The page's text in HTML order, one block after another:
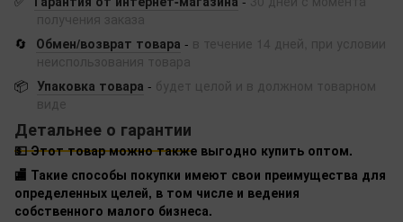
получения заказа
🔄
Обмен/возврат товара - в течение 14 дней, при условии
неиспользования товара
📦 Упаковка товара - будет целой и в должном товарном
виде
Детальнее о гарантии
💵 Этот товар можно также выгодно купить оптом.
🏬 Такие способы покупки имеют свои преимущества для
определенных целей, в том числе и ведения
собственного малого бизнеса.